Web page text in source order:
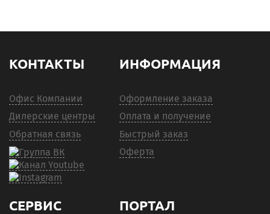
КОНТАКТЫ
Офис Компании
Дилерские центры
Обратная связь
ИНФОРМАЦИЯ
Оформление заказа
Оплата и получение
Быстрый заказ
Оферта
СЕРВИС ПОРТАЛ